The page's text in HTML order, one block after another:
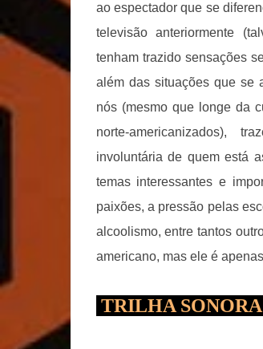
ao espectador que se
televisão anteriormente
tenham trazido sensações
além das situações que se
nós (mesmo que longe da
norte-americanizados),
involuntária de quem está
temas interessantes e
paixões, a pressão pelas
alcoolismo, entre tantos
americano, mas ele é
TRILHA SONORA